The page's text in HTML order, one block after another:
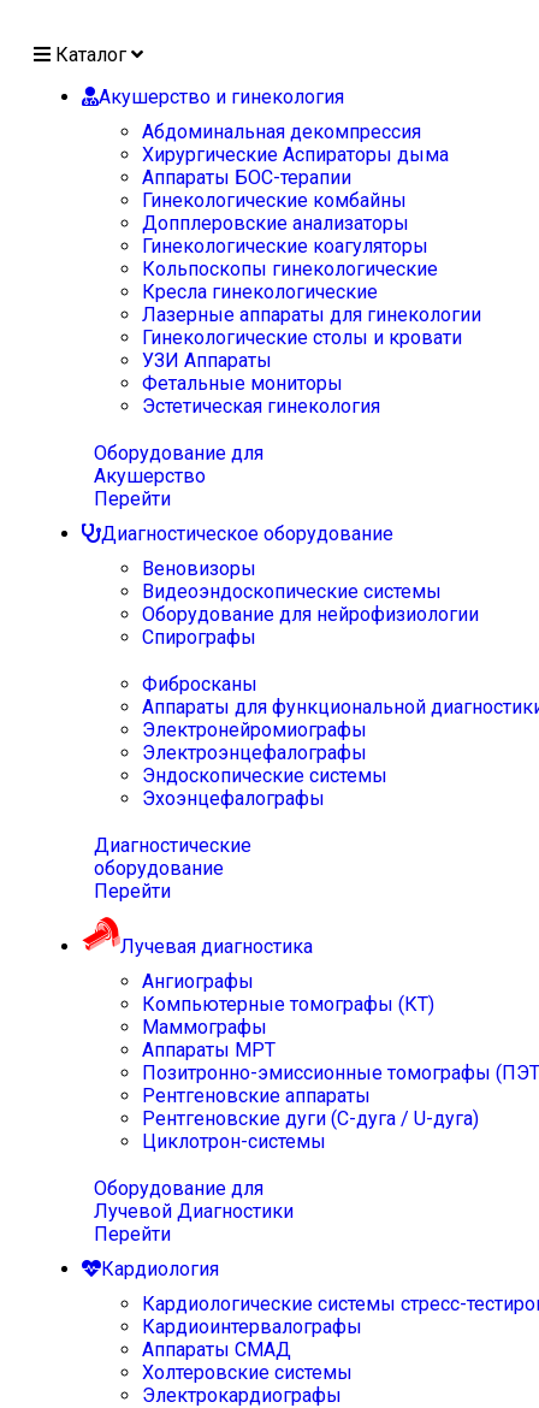
Каталог
Акушерство и гинекология
Абдоминальная декомпрессия
Хирургические Аспираторы дыма
Аппараты БОС-терапии
Гинекологические комбайны
Допплеровские анализаторы
Гинекологические коагуляторы
Кольпоскопы гинекологические
Кресла гинекологические
Лазерные аппараты для гинекологии
Гинекологические столы и кровати
УЗИ Аппараты
Фетальные мониторы
Эстетическая гинекология
Оборудование для
Акушерство
Перейти
Диагностическое оборудование
Веновизоры
Видеоэндоскопические системы
Оборудование для нейрофизиологии
Спирографы
Фибросканы
Аппараты для функциональной
Электронейромиографы
Электроэнцефалографы
Эндоскопические системы
Эхоэнцефалографы
Диагностические
оборудование
Перейти
Лучевая диагностика
Ангиографы
Компьютерные томографы (КТ)
Маммографы
Аппараты МРТ
Позитронно-эмиссионные томографы
Рентгеновские аппараты
Рентгеновские дуги (С-дуга / U-дуга)
Циклотрон-системы
Оборудование для
Лучевой Диагностики
Перейти
Кардиология
Кардиологические системы стресс-
Кардиоинтервалографы
Аппараты СМАД
Холтеровские системы
Электрокардиографы